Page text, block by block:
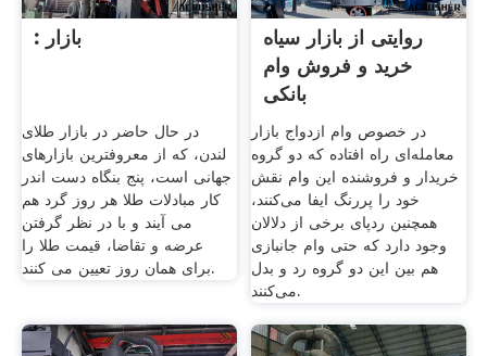
: بازار
در حال حاضر در بازار طلای
لندن، که از معروفترین بازارهای
جهانی است، پنج بنگاه دست اندر
کار مبادلات طلا هر روز گرد هم
می آیند و با در نظر گرفتن
عرضه و تقاضا، قیمت طلا را
برای همان روز تعیین می کنند.
روایتی از بازار سیاه
خرید و فروش وام
بانکی
در خصوص وام ازدواج بازار
معامله‌ای راه افتاده که دو گروه
خریدار و فروشنده این وام نقش
خود را پررنگ ایفا می‌کنند،
همچنین ردپای برخی از دلالان
وجود دارد که حتی وام جانبازی
هم بین این دو گروه رد و بدل
می‌کنند.